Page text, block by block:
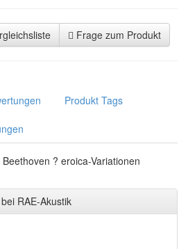
Frage zum Produkt
Produkt Tags
? eroica-Variationen
RAE-Akustik